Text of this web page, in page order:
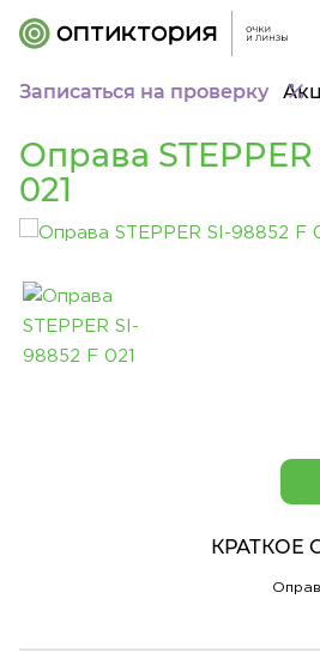
Записаться на проверку
Оправа
021
КРАТКОЕ